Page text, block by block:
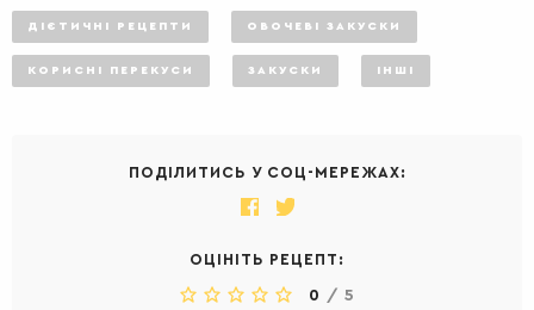
ДІЄТИЧНІ РЕЦЕПТИ ОВОЧЕВІ ЗАКУСКИ
КОРИСНІ ПЕРЕКУСИ ЗАКУСКИ ІНШІ
ПОДІЛИТИСЬ У СОЦ-МЕРЕЖАХ:
ОЦІНІТЬ РЕЦЕПТ:
0 / 5